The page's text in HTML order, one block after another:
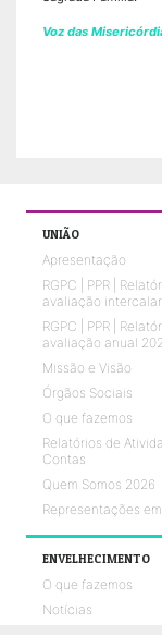
Voz das
UNIÃO
Apresentação
RGPC | PPR |
avaliação
RGPC | PPR |
avaliação anual
Missão e Visão
Órgãos Sociais
O que fazemos
Relatórios de
Contas
Quem Somos 2026
Representações
ENVELHECIMENTO
O que fazemos
Notícias